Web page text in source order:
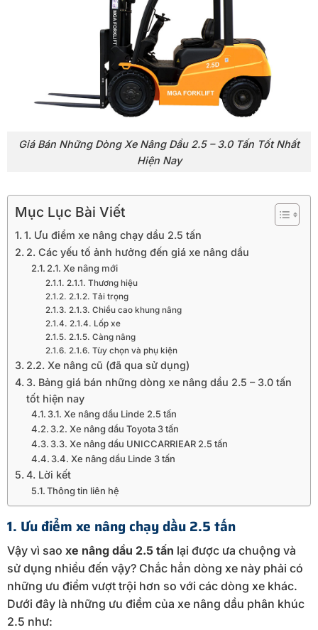
Giá Bán Những Dòng Xe Nâng Dầu 2.5 – 3.0 Tấn Tốt Nhất
Hiện Nay
Mục Lục Bài Viết
1. Ưu điểm xe nâng chạy dầu 2.5 tấn
2. Các yếu tố ảnh hưởng đến giá xe nâng dầu
2.1. Xe nâng mới
2.1.1. Thương hiệu
2.1.2. Tải trọng
2.1.3. Chiều cao khung nâng
2.1.4. Lốp xe
2.1.5. Càng nâng
2.1.6. Tùy chọn và phụ kiện
2.2. Xe nâng cũ (đã qua sử dụng)
3. Bảng giá bán những dòng xe nâng dầu 2.5 – 3.0 tấn
tốt hiện nay
3.1. Xe nâng dầu Linde 2.5 tấn
3.2. Xe nâng dầu Toyota 3 tấn
3.3. Xe nâng dầu UNICCARRIEAR 2.5 tấn
3.4. Xe nâng dầu Linde 3 tấn
4. Lời kết
Thông tin liên hệ
1. Ưu điểm xe nâng chạy dầu 2.5 tấn
Vậy vì sao xe nâng dầu 2.5 tấn lại được ưa chuộng và
sử dụng nhiều đến vậy? Chắc hẳn dòng xe này phải có
những ưu điểm vượt trội hơn so với các dòng xe khác.
Dưới đây là những ưu điểm của xe nâng dầu phân khúc
2.5 như: